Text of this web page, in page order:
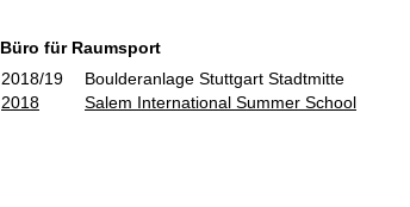
Büro für Raumsport
2018/19
Boulderanlage Stuttgart Stadtmitte
2018
Salem International Summer School